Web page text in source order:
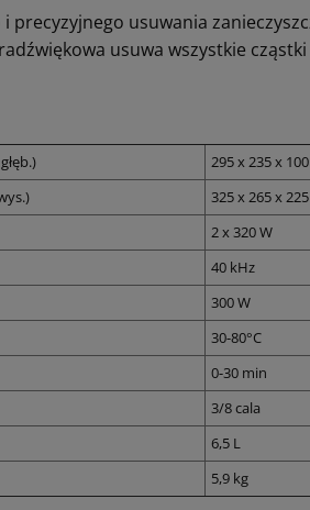
precyzyjnego usuwania
usuwa wszystkie
295 x 235 x
325 x 265 x
2 x 320 W
40 kHz
300 W
30-80°C
0-30 min
3/8 cala
6,5 L
5,9 kg